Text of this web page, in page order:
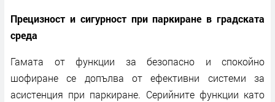
Прецизност и сигурност при паркиране в градската
среда
Гамата от функции за безопасно и спокойно
шофиране се допълва от ефективни системи за
асистенция при паркиране. Серийните функции като